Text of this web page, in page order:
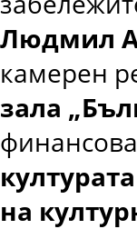
Людмил
камерен
зала
на